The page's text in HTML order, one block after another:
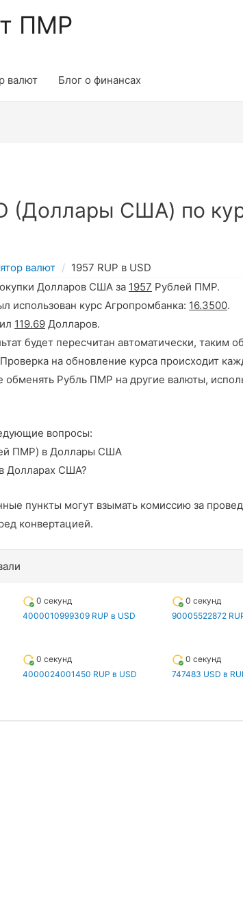
ПМР
валют Блог о финансах
(Доллары США) по
валют
1957 RUP в USD
Долларов США за 1957 Рублей ПМР.
использован курс Агропромбанка: 16.3500.
119.69 Долларов.
будет пересчитан автоматически, таким
Проверка на обновление курса происходит
Рубль ПМР на другие валюты,
вопросы:
ПМР) в Доллары США
Долларах США?
пункты могут взымать комиссию за
конвертацией.
0 секунд
4000010999309 RUP в USD
0 секунд
90005522872
0 секунд
4000024001450 RUP в USD
0 секунд
747483 USD в